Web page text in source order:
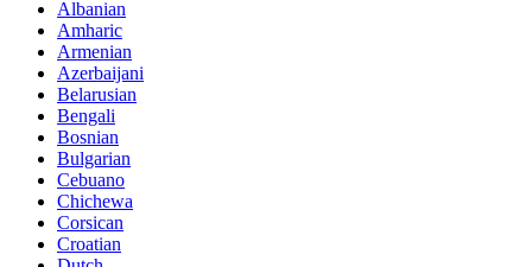
Albanian
Amharic
Armenian
Azerbaijani
Belarusian
Bengali
Bosnian
Bulgarian
Cebuano
Chichewa
Corsican
Croatian